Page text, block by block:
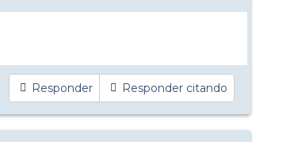
Responder Responder citando